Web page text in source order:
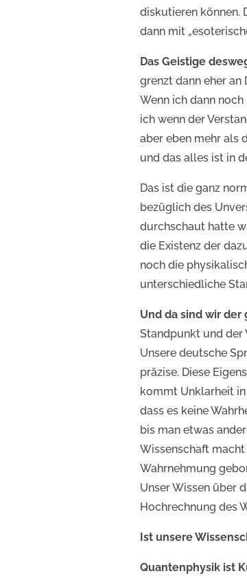
diskutieren können.
dann mit
Das Geistige
grenzt dann eher
Wenn ich dann
ich wenn der
aber eben mehr als
und das alles ist in
Das ist die ganz
bezüglich des
durchschaut hatte
die Existenz der
noch die
unterschiedliche
Und da sind wir
Standpunkt und der
Unsere deutsche
präzise. Diese
kommt Unklarheit in
dass es keine
bis man etwas
Wissenschaft
Wahrnehmung
Unser Wissen über
Hochrechnung des
Ist unsere
Quantenphysik ist